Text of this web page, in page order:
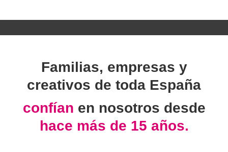
Familias, empresas y
creativos de toda España
confían en nosotros desde
hace más de 15 años.